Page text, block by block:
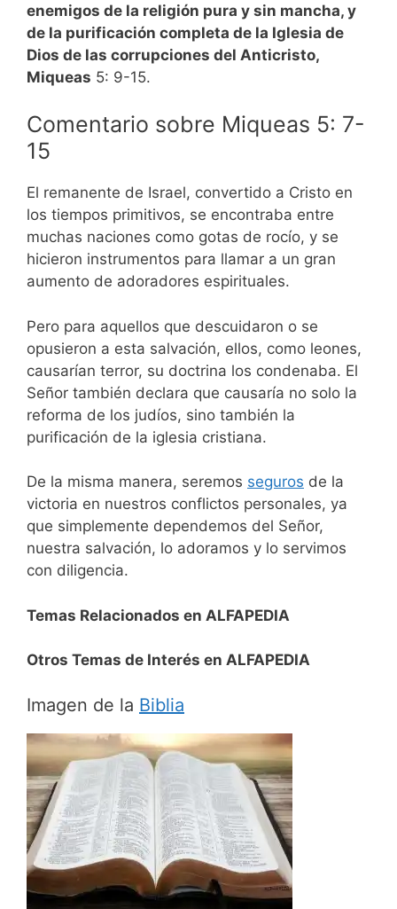
enemigos de la religión pura y sin mancha, y
de la purificación completa de la Iglesia de
Dios de las corrupciones del Anticristo,
Miqueas 5: 9-15.
Comentario sobre Miqueas 5: 7-
15
El remanente de Israel, convertido a Cristo en
los tiempos primitivos, se encontraba entre
muchas naciones como gotas de rocío, y se
hicieron instrumentos para llamar a un gran
aumento de adoradores espirituales.
Pero para aquellos que descuidaron o se
opusieron a esta salvación, ellos, como leones,
causarían terror, su doctrina los condenaba. El
Señor también declara que causaría no solo la
reforma de los judíos, sino también la
purificación de la iglesia cristiana.
De la misma manera, seremos seguros de la
victoria en nuestros conflictos personales, ya
que simplemente dependemos del Señor,
nuestra salvación, lo adoramos y lo servimos
con diligencia.
Temas Relacionados en ALFAPEDIA
Otros Temas de Interés en ALFAPEDIA
Imagen de la Biblia